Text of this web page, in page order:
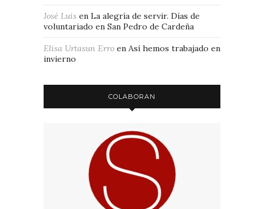
José Luis en La alegría de servir. Días de
voluntariado en San Pedro de Cardeña
Elisa Urtasun Erro en Así hemos trabajado en
invierno
COLABORAN